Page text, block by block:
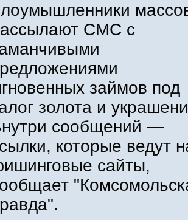
СМС с
займов под
золота и
сообщений —
которые ведут
сайты,